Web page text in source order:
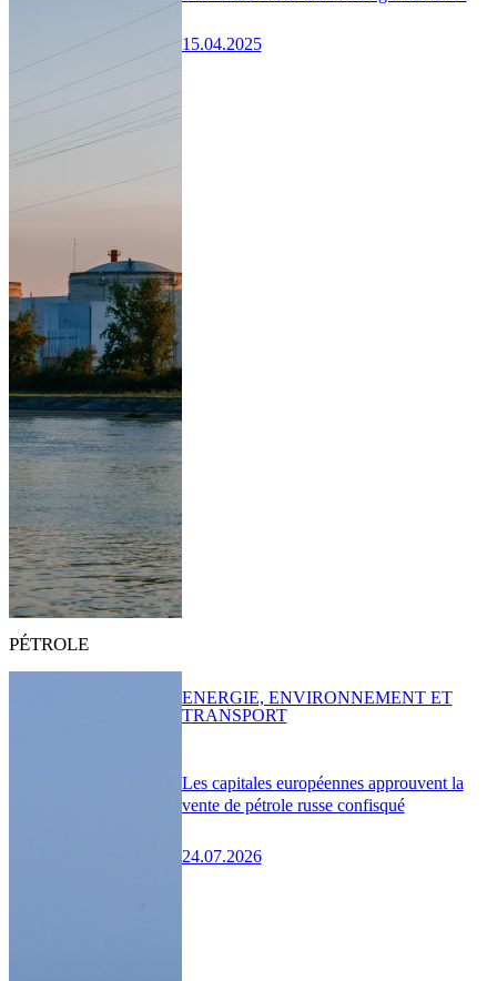
15.04.2025
PÉTROLE
Les capitales européennes approuvent la
vente de pétrole russe confisqué
24.07.2026
ENERGIE, ENVIRONNEMENT ET
TRANSPORT